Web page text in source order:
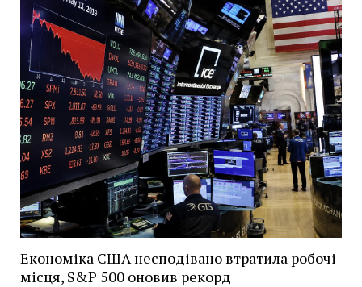
Економіка США несподівано втратила робочі
місця, S&P 500 оновив рекорд